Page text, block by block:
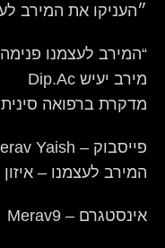
״העניקו את המירב
“המירב לעצמנו
מירב יעיש Dip.Ac
מדקרת ברפואה סינית
פייסבוק – Merav Yaish
המירב לעצמנו –
אינסטגרם – Merav9